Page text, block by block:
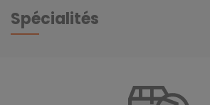
Spécialités